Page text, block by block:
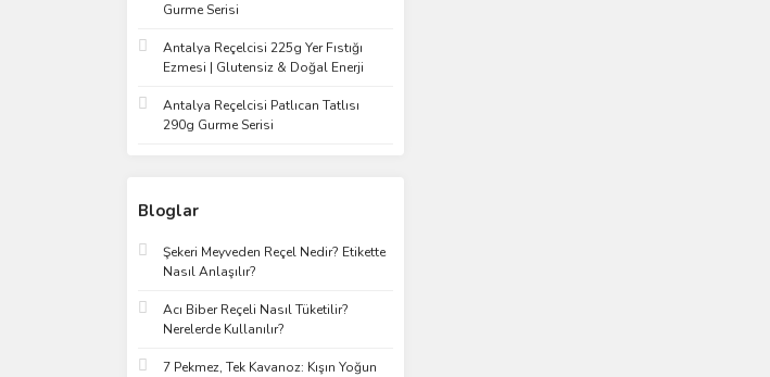
Gurme Serisi
Antalya Reçelcisi 225g Yer Fıstığı
Ezmesi | Glutensiz & Doğal Enerji
Antalya Reçelcisi Patlıcan Tatlısı
290g Gurme Serisi
Bloglar
Şekeri Meyveden Reçel Nedir? Etikette
Nasıl Anlaşılır?
Acı Biber Reçeli Nasıl Tüketilir?
Nerelerde Kullanılır?
7 Pekmez, Tek Kavanoz: Kışın Yoğun